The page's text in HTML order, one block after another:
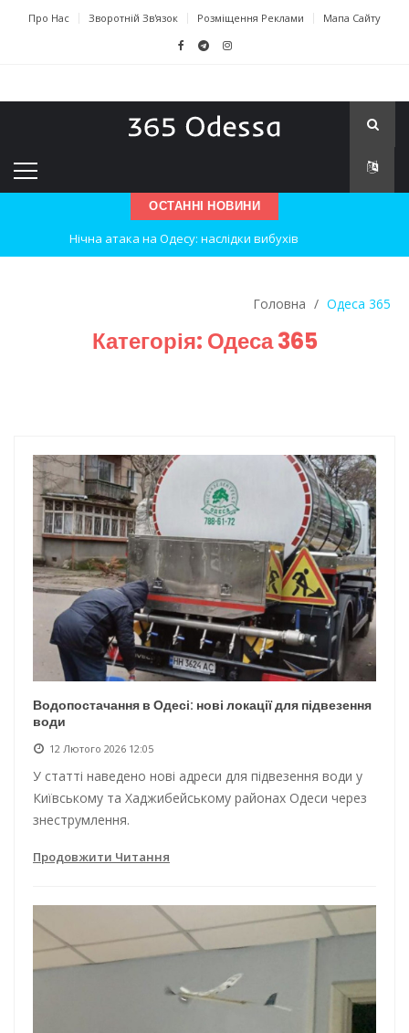
Про Нас Зворотній Зв'язок Розміщення Реклами Мапа Сайту
ОСТАННІ НОВИНИ
Нічна атака на Одесу: наслідки вибухів
Інновації в техніці: Воркшоп для юних винахідників
Успіхи одеситів на європейському чемпіонаті з карате
Нічна атака на Одесу: наслідки обстрілу
Енергетична підтримка для Одеси
Водопостачання в Одесі: нові локації для підвезення води
Головна / Одеса 365
Категорія: Одеса 365
Водопостачання в Одесі: нові локації для підвезення
води
12 Лютого 2026 12:05
У статті наведено нові адреси для підвезення води у
Київському та Хаджибейському районах Одеси через
знеструмлення.
Продовжити Читання